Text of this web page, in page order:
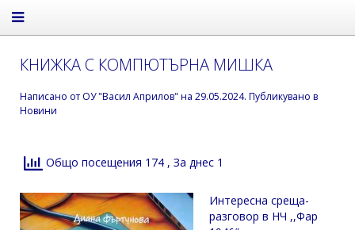
КНИЖКА С КОМПЮТЪРНА МИШКА
Написано от ОУ "Васил Априлов" на 29.05.2024. Публикувано в
Новини
Общо посещения 174 , За днес 1
Интересна среща-
разговор в НЧ ,,Фар